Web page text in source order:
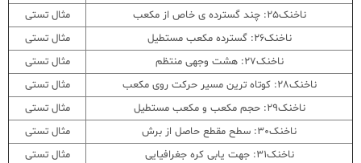
ناخنک25: چند گسترده ی خاص از مکعب
مثال تستی
ناخنک26: گسترده مکعب مستطیل
مثال تستی
ناخنک27: هشت وجهی منتظم
مثال تستی
ناخنک28: کوتاه ترین مسیر حرکت روی مکعب
مثال تستی
ناخنک29: حجم مکعب و مکعب مستطیل
مثال تستی
ناخنک30: سطح مقطع حاصل از برش
مثال تستی
ناخنک31: جهت یابی کره جغرافیایی
مثال تستی